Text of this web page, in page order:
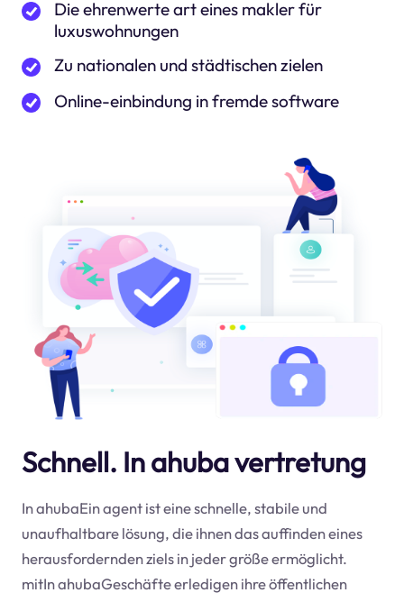
Die ehrenwerte art eines makler für
luxuswohnungen
Zu nationalen und städtischen zielen
Online-einbindung in fremde software
Schnell. In ahuba vertretung
In ahubaEin agent ist eine schnelle, stabile und
unaufhaltbare lösung, die ihnen das auffinden eines
herausfordernden ziels in jeder größe ermöglicht.
mitIn ahubaGeschäfte erledigen ihre öffentlichen